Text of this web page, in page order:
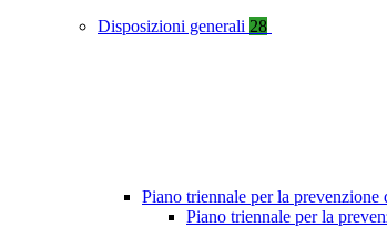
Disposizioni generali 28
Piano triennale per la prevenzione
Piano triennale per la